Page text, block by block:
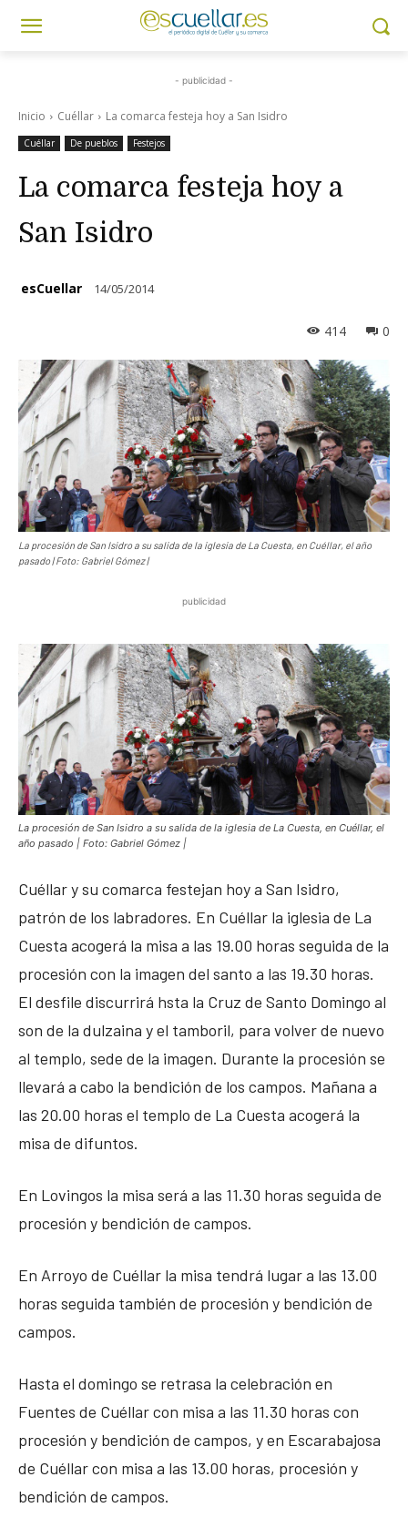
- publicidad -
Inicio Cuéllar La comarca festeja hoy a San Isidro
Cuéllar De pueblos Festejos
La comarca festeja hoy a
San Isidro
esCuellar 14/05/2014
0
414
La procesión de San Isidro a su salida de la iglesia de La Cuesta, en Cuéllar, el año
pasado | Foto: Gabriel Gómez |
publicidad
La procesión de San Isidro a su salida de la iglesia de La Cuesta, en Cuéllar, el
año pasado | Foto: Gabriel Gómez |
Cuéllar y su comarca festejan hoy a San Isidro,
patrón de los labradores. En Cuéllar la iglesia de La
Cuesta acogerá la misa a las 19.00 horas seguida de la
procesión con la imagen del santo a las 19.30 horas.
El desfile discurrirá hsta la Cruz de Santo Domingo al
son de la dulzaina y el tamboril, para volver de nuevo
al templo, sede de la imagen. Durante la procesión se
llevará a cabo la bendición de los campos. Mañana a
las 20.00 horas el templo de La Cuesta acogerá la
misa de difuntos.
En Lovingos la misa será a las 11.30 horas seguida de
procesión y bendición de campos.
En Arroyo de Cuéllar la misa tendrá lugar a las 13.00
horas seguida también de procesión y bendición de
campos.
Hasta el domingo se retrasa la celebración en
Fuentes de Cuéllar con misa a las 11.30 horas con
procesión y bendición de campos, y en Escarabajosa
de Cuéllar con misa a las 13.00 horas, procesión y
bendición de campos.